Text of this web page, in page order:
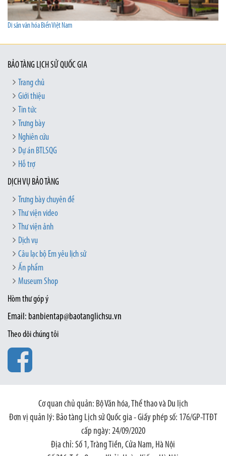
Di sản văn hóa Biển Việt Nam
BẢO TÀNG LỊCH SỬ QUỐC GIA
Trang chủ
Giới thiệu
Tin tức
Trưng bày
Nghiên cứu
Dự án BTLSQG
Hỗ trợ
DỊCH VỤ BẢO TÀNG
Trưng bày chuyên đề
Thư viện video
Thư viện ảnh
Dịch vụ
Câu lạc bộ Em yêu lịch sử
Ấn phẩm
Museum Shop
Hòm thư góp ý
Email: banbientap@baotanglichsu.vn
Theo dõi chúng tôi
Cơ quan chủ quản: Bộ Văn hóa, Thể thao và Du lịch
Đơn vị quản lý: Bảo tàng Lịch sử Quốc gia - Giấy phép số: 176/GP-TTĐT
cấp ngày: 24/09/2020
Địa chỉ: Số 1, Tràng Tiền, Cửa Nam, Hà Nội